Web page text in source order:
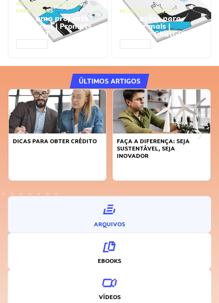
NEGÓCIOS, PROCESSOS
EMPRESARIAIS
Faça uma proposta
comercial | Prompts
ChatGPT
NEGÓCIOS, VENDAS
Faça ações para
vender mais |
Prompts ChatGPT
ÚLTIMOS ARTIGOS
DICAS PARA OBTER CRÉDITO
FAÇA A DIFERENÇA: SEJA
SUSTENTÁVEL, SEJA
INOVADOR
ARQUIVOS
EBOOKS
VÍDEOS